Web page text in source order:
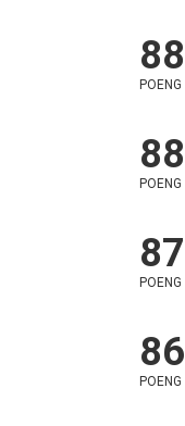
88
POENG
88
POENG
87
POENG
86
POENG